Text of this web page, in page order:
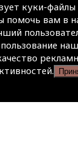
куки-файлы
помочь вам в